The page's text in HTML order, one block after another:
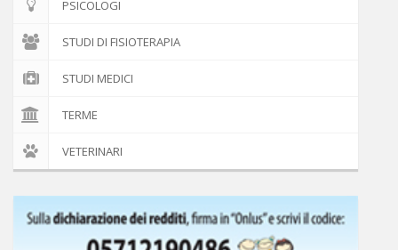
PSICOLOGI
STUDI DI FISIOTERAPIA
STUDI MEDICI
TERME
VETERINARI